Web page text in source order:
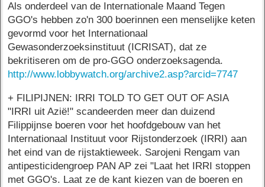
Als onderdeel van de Internationale Maand Tegen
GGO's hebben zo'n 300 boerinnen een menselijke keten
gevormd voor het Internationaal
Gewasonderzoeksinstituut (ICRISAT), dat ze
bekritiseren om de pro-GGO onderzoeksagenda.
http://www.lobbywatch.org/archive2.asp?arcid=7747
+ FILIPIJNEN: IRRI TOLD TO GET OUT OF ASIA
"IRRI uit Azië!" scandeerden meer dan duizend
Filippijnse boeren voor het hoofdgebouw van het
Internationaal Instituut voor Rijstonderzoek (IRRI) aan
het eind van de rijstaktieweek. Sarojeni Rengam van
antipesticidengroep PAN AP zei "Laat het IRRI stoppen
met GGO's. Laat ze de kant kiezen van de boeren en